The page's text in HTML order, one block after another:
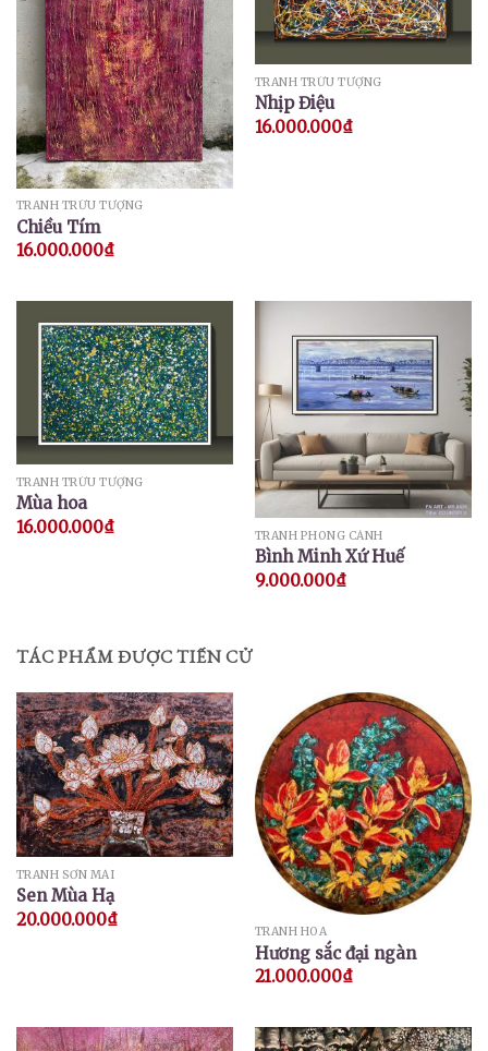
TRANH TRỪU TƯỢNG
Chiều Tím
16.000.000₫
TRANH TRỪU TƯỢNG
Nhịp Điệu
16.000.000₫
TRANH TRỪU TƯỢNG
Mùa hoa
16.000.000₫ TRANH PHONG CẢNH
Bình Minh Xứ Huế
9.000.000₫
TÁC PHẨM ĐƯỢC TIẾN CỬ
TRANH SƠN MÀI
Sen Mùa Hạ
20.000.000₫
TRANH HOA
Hương sắc đại ngàn
21.000.000₫